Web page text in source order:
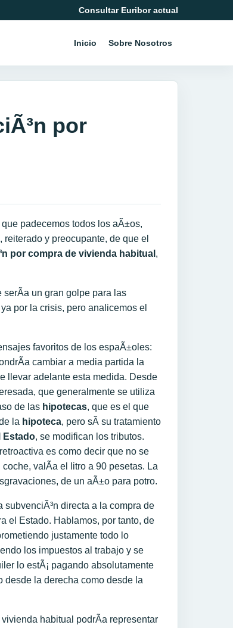
Consultar Euribor actual
Inicio Sobre Nosotros
por
padecemos todos los aÃ±os,
y preocupante, de que el
por compra de vivienda habitual ,
serÃ­a un gran golpe para las
por la crisis, pero analicemos el
favoritos de los espaÃ±oles:
cambiar a media partida la
llevar adelante esta medida. Desde
que generalmente se utiliza
de las hipotecas, que es el que
la hipoteca, pero sÃ­ su tratamiento
Estado, se modifican los tributos.
es como decir que no se
valÃ­a el litro a 90 pesetas. La
de un aÃ±o para potro.
subvenciÃ³n directa a la compra de
el Estado. Hablamos, por tanto, de
justamente todo lo
los impuestos al trabajo y se
lo estÃ¡ pagando absolutamente
desde la derecha como desde la
habitual podrÃ­a representar